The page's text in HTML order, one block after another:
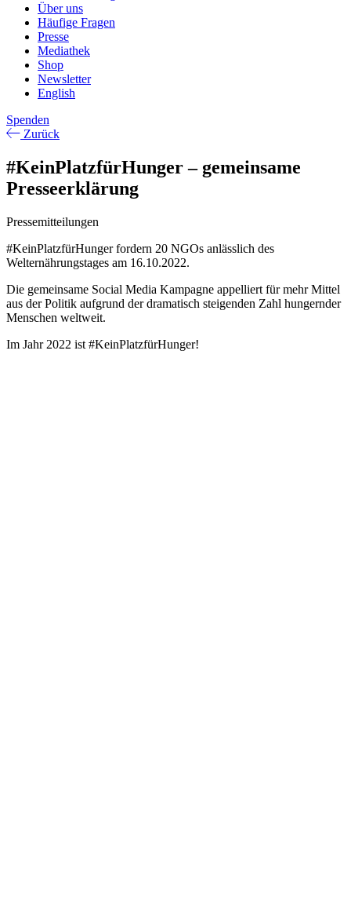
Über uns
Häufige Fragen
Presse
Mediathek
Shop
Newsletter
English
Spenden
Zurück
#KeinPlatzfürHunger – gemeinsame
Presseerklärung
Pressemitteilungen
#KeinPlatzfürHunger fordern 20 NGOs anlässlich des
Welternährungstages am 16.10.2022.
Die gemeinsame Social Media Kampagne appelliert für mehr Mittel
aus der Politik aufgrund der dramatisch steigenden Zahl hungernder
Menschen weltweit.
Im Jahr 2022 ist #KeinPlatzfürHunger!